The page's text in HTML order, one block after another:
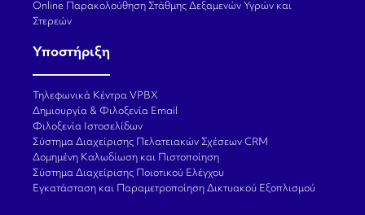
Online Παρακολούθηση Στάθμης Δεξαμενών Υγρών και
Στερεών
Υποστήριξη
Τηλεφωνικά Κέντρα VPBX
Δημιουργία & Φιλοξενία Email
Φιλοξενία Ιστοσελίδων
Σύστημα Διαχείρισης Πελατειακών Σχέσεων CRM
Δομημένη Καλωδίωση και Πιστοποίηση
Σύστημα Διαχείρισης Ποιοτικού Ελέγχου
Εγκατάσταση και Παραμετροποίηση Δικτυακού Εξοπλισμού